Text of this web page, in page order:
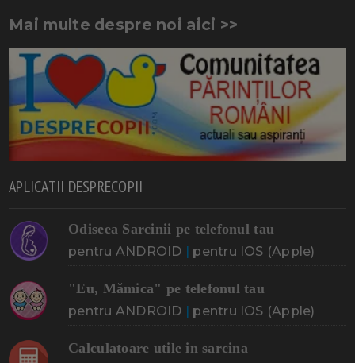
Mai multe despre noi aici >>
APLICATII DESPRECOPII
Odiseea Sarcinii pe telefonul tau
pentru ANDROID | pentru IOS (Apple)
"Eu, Mămica" pe telefonul tau
pentru ANDROID | pentru IOS (Apple)
Calculatoare utile in sarcina